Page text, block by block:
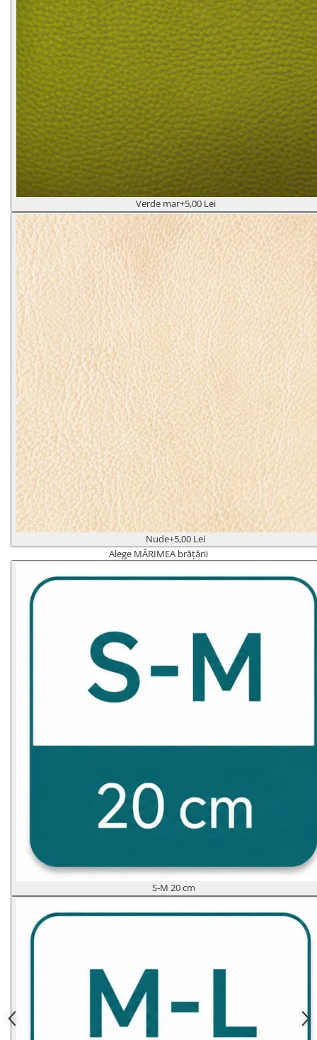
Verde mar+5,00 Lei
Nude+5,00 Lei
Alege MĂRIMEA brățării
S-M 20 cm